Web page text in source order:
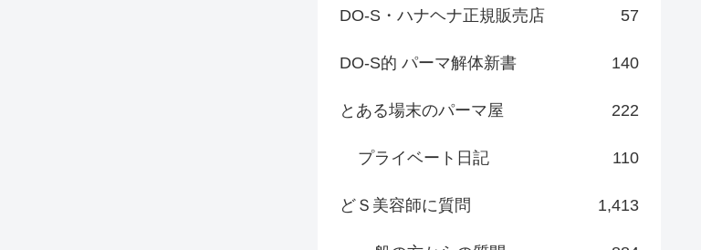
DO-S・ハナヘナ正規販売店 57
DO-S的 パーマ解体新書 140
とある場末のパーマ屋 222
プライベート日記 110
どＳ美容師に質問 1,413